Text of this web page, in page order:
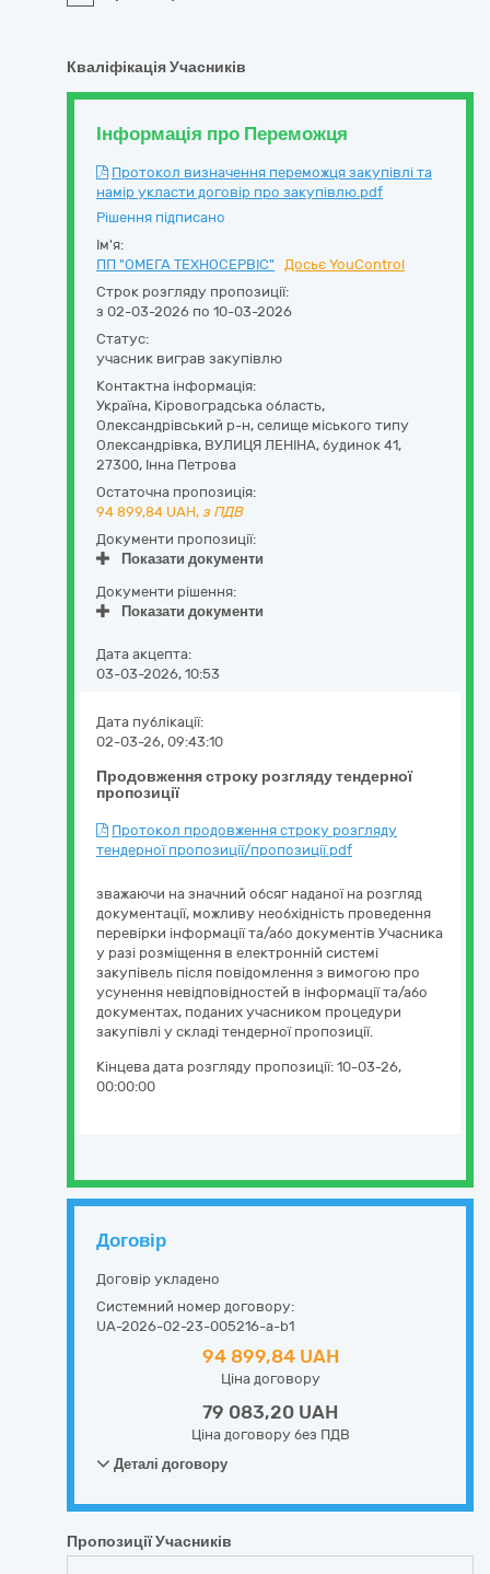
Кваліфікація Учасників
Інформація про Переможця
Протокол визначення переможця закупівлі та
намір укласти договір про закупівлю.pdf
Рішення підписано
Ім'я:
ПП "ОМЕГА ТЕХНОСЕРВІС"
Досьє YouControl
Строк розгляду пропозиції:
з 02-03-2026 по 10-03-2026
Статус:
учасник виграв закупівлю
Контактна інформація:
Україна, Кіровоградська область,
Олександрівський р-н, селище міського типу
Олександрівка, ВУЛИЦЯ ЛЕНІНА, будинок 41,
27300, Інна Петрова
Остаточна пропозиція:
94 899,84 UAH, з ПДВ
Документи пропозиції:
Показати документи
Документи рішення:
Показати документи
Дата акцепта:
03-03-2026, 10:53
Продовження строку розгляду тендерної
пропозиції
Дата публікації:
02-03-26, 09:43:10
Протокол продовження строку розгляду
тендерної пропозиції/пропозиції.pdf
зважаючи на значний обсяг наданої на розгляд
документації, можливу необхідність проведення
перевірки інформації та/або документів Учасника
у разі розміщення в електронній системі
закупівель після повідомлення з вимогою про
усунення невідповідностей в інформації та/або
документах, поданих учасником процедури
закупівлі у складі тендерної пропозиції.
Кінцева дата розгляду пропозиції: 10-03-26,
00:00:00
Договір
Договір укладено
Системний номер договору:
UA-2026-02-23-005216-a-b1
94 899,84 UAH
Ціна договору
79 083,20 UAH
Ціна договору без ПДВ
Деталі договору
Пропозиції Учасників